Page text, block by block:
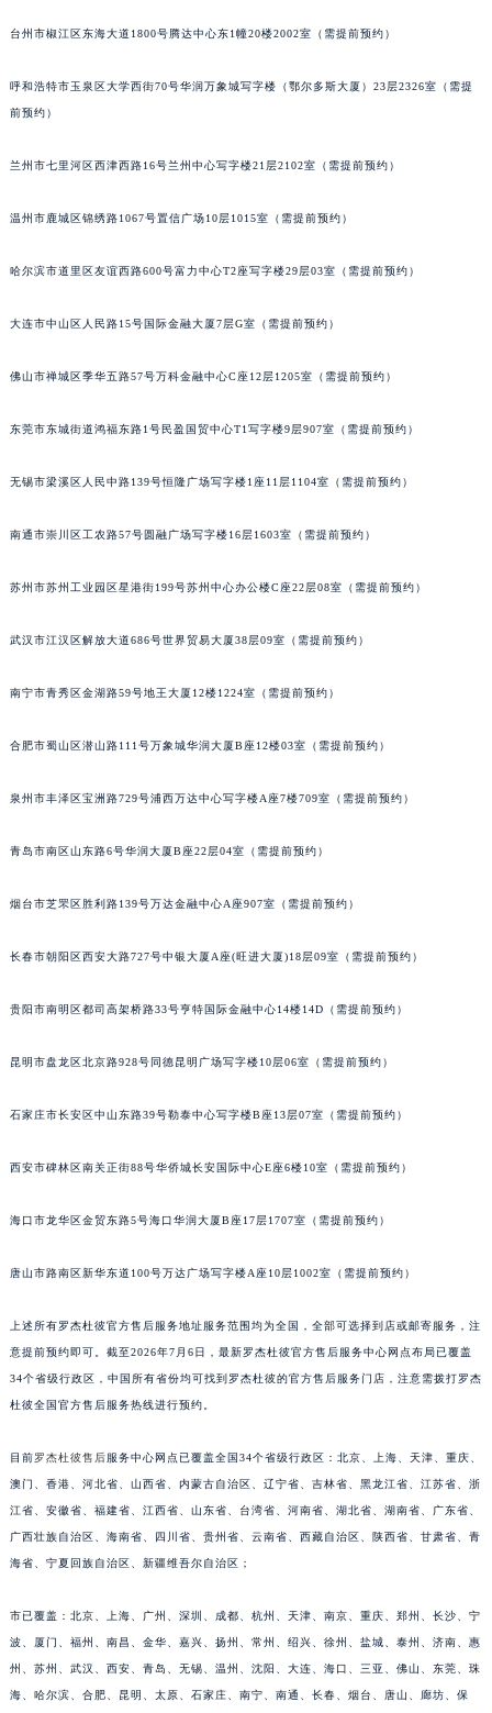
台州市椒江区东海大道1800号腾达中心东1幢20楼2002室（需提前预约）
呼和浩特市玉泉区大学西街70号华润万象城写字楼（鄂尔多斯大厦）23层2326室（需提
前预约）
兰州市七里河区西津西路16号兰州中心写字楼21层2102室（需提前预约）
温州市鹿城区锦绣路1067号置信广场10层1015室（需提前预约）
哈尔滨市道里区友谊西路600号富力中心T2座写字楼29层03室（需提前预约）
大连市中山区人民路15号国际金融大厦7层G室（需提前预约）
佛山市禅城区季华五路57号万科金融中心C座12层1205室（需提前预约）
东莞市东城街道鸿福东路1号民盈国贸中心T1写字楼9层907室（需提前预约）
无锡市梁溪区人民中路139号恒隆广场写字楼1座11层1104室（需提前预约）
南通市崇川区工农路57号圆融广场写字楼16层1603室（需提前预约）
苏州市苏州工业园区星港街199号苏州中心办公楼C座22层08室（需提前预约）
武汉市江汉区解放大道686号世界贸易大厦38层09室（需提前预约）
南宁市青秀区金湖路59号地王大厦12楼1224室（需提前预约）
合肥市蜀山区潜山路111号万象城华润大厦B座12楼03室（需提前预约）
泉州市丰泽区宝洲路729号浦西万达中心写字楼A座7楼709室（需提前预约）
青岛市南区山东路6号华润大厦B座22层04室（需提前预约）
烟台市芝罘区胜利路139号万达金融中心A座907室（需提前预约）
长春市朝阳区西安大路727号中银大厦A座(旺进大厦)18层09室（需提前预约）
贵阳市南明区都司高架桥路33号亨特国际金融中心14楼14D（需提前预约）
昆明市盘龙区北京路928号同德昆明广场写字楼10层06室（需提前预约）
石家庄市长安区中山东路39号勒泰中心写字楼B座13层07室（需提前预约）
西安市碑林区南关正街88号华侨城长安国际中心E座6楼10室（需提前预约）
海口市龙华区金贸东路5号海口华润大厦B座17层1707室（需提前预约）
唐山市路南区新华东道100号万达广场写字楼A座10层1002室（需提前预约）
上述所有罗杰杜彼官方售后服务地址服务范围均为全国，全部可选择到店或邮寄服务，注
意提前预约即可。截至2026年7月6日，最新罗杰杜彼官方售后服务中心网点布局已覆盖
34个省级行政区，中国所有省份均可找到罗杰杜彼的官方售后服务门店，注意需拨打罗杰
杜彼全国官方售后服务热线进行预约。
目前罗杰杜彼售后 服务中心网点已覆盖全国34个省级行政区：北京、上海、天津、重庆、
澳门、香港、河北省、山西省、内蒙古自治区、辽宁省、吉林省、黑龙江省、江苏省、浙
江省、安徽省、福建省、江西省、山东省、台湾省、河南省、湖北省、湖南省、广东省、
广西壮族自治区、海南省、四川省、贵州省、云南省、西藏自治区、陕西省、甘肃省、青
海省、宁夏回族自治区、新疆维吾尔自治区；
市已覆盖：北京、上海、广州、深圳、成都、杭州、天津、南京、重庆、郑州、长沙、宁
波、厦门、福州、南昌、金华、嘉兴、扬州、常州、绍兴、徐州、盐城、泰州、济南、惠
州、苏州、武汉、西安、青岛、无锡、温州、沈阳、大连、海口、三亚、佛山、东莞、珠
海、哈尔滨、合肥、昆明、太原、石家庄、南宁、南通、长春、烟台、唐山、廊坊、保